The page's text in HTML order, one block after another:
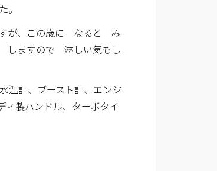
が、この歳に なると み
ますので 淋しい気もし
計、ブースト計、エンジ
ィ製ハンドル、ターボタイ